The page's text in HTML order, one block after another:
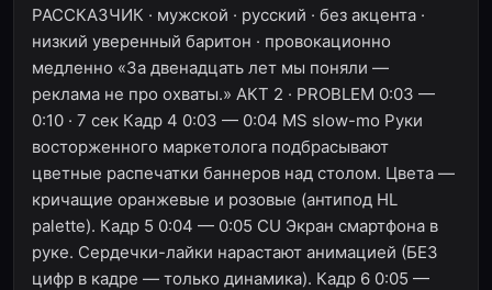
РАССКАЗЧИК · мужской · русский · без акцента ·
низкий уверенный баритон · провокационно
медленно «За двенадцать лет мы поняли —
реклама не про охваты.» АКТ 2 · PROBLEM 0:03 —
0:10 · 7 сек Кадр 4 0:03 — 0:04 MS slow-mo Руки
восторженного маркетолога подбрасывают
цветные распечатки баннеров над столом. Цвета —
кричащие оранжевые и розовые (антипод HL
palette). Кадр 5 0:04 — 0:05 CU Экран смартфона в
руке. Сердечки-лайки нарастают анимацией (БЕЗ
цифр в кадре — только динамика). Кадр 6 0:05 —